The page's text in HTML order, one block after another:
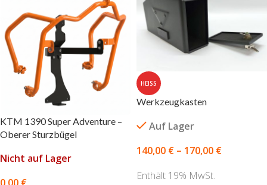
KTM 1390 Super Adventure –
Oberer Sturzbügel
Nicht auf Lager
0,00 €
HEISS
Werkzeugkasten
Auf Lager
140,00 € – 170,00 €
Enthält 19% MwSt.